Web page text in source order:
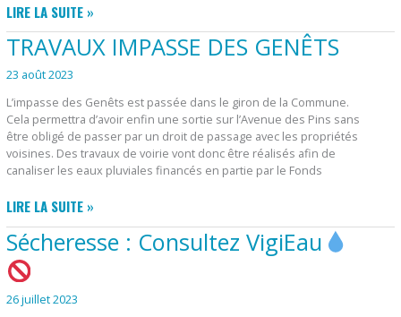
PERMANENCES
HEBDOMADAIRES
DES
FINANCES
LIRE LA SUITE »
TRAVAUX IMPASSE DES GENÊTS
23 août 2023
L’impasse des Genêts est passée dans le giron de la Commune.
Cela permettra d’avoir enfin une sortie sur l’Avenue des Pins sans
être obligé de passer par un droit de passage avec les propriétés
voisines. Des travaux de voirie vont donc être réalisés afin de
canaliser les eaux pluviales financés en partie par le Fonds
TRAVAUX
IMPASSE
DES
GENÊTS
LIRE LA SUITE »
Sécheresse : Consultez VigiEau
26 juillet 2023